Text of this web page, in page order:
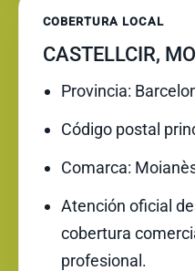
COBERTURA LOCAL
CASTELLCIR,
Provincia:
Código postal
Comarca:
Atención oficial
cobertura
profesional.